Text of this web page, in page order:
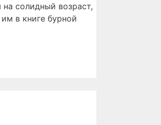
солидный возраст,
в книге бурной